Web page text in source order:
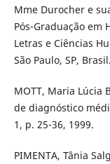
Mme Durocher e
Pós-Graduação em
Letras e Ciências
São Paulo, SP, Brasil.
MOTT, Maria Lúcia
de diagnóstico
1, p. 25-36, 1999.
PIMENTA, Tânia